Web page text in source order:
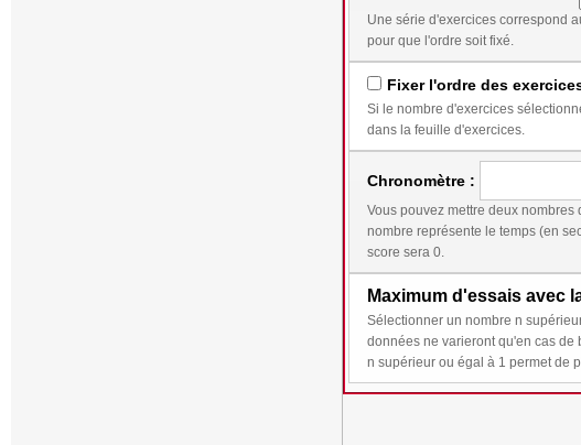
Une série d'exercices correspond au travail qui doit être fait avant l'obtention
pour que l'ordre soit fixé.
Fixer l'ordre des
Si le nombre d'exercices sélectionnés est égal au nombre
dans la feuille d'exercices.
Chronomètre :
Vous pouvez mettre deux
nombre représente le temps (en secondes) déclenchant la réduction
score sera 0.
Maximum d'essais avec
Sélectionner un nombre n supérieur ou égal à 2 permet d'éviter que les données
données ne varieront qu'en cas de bonne réponse ou après n